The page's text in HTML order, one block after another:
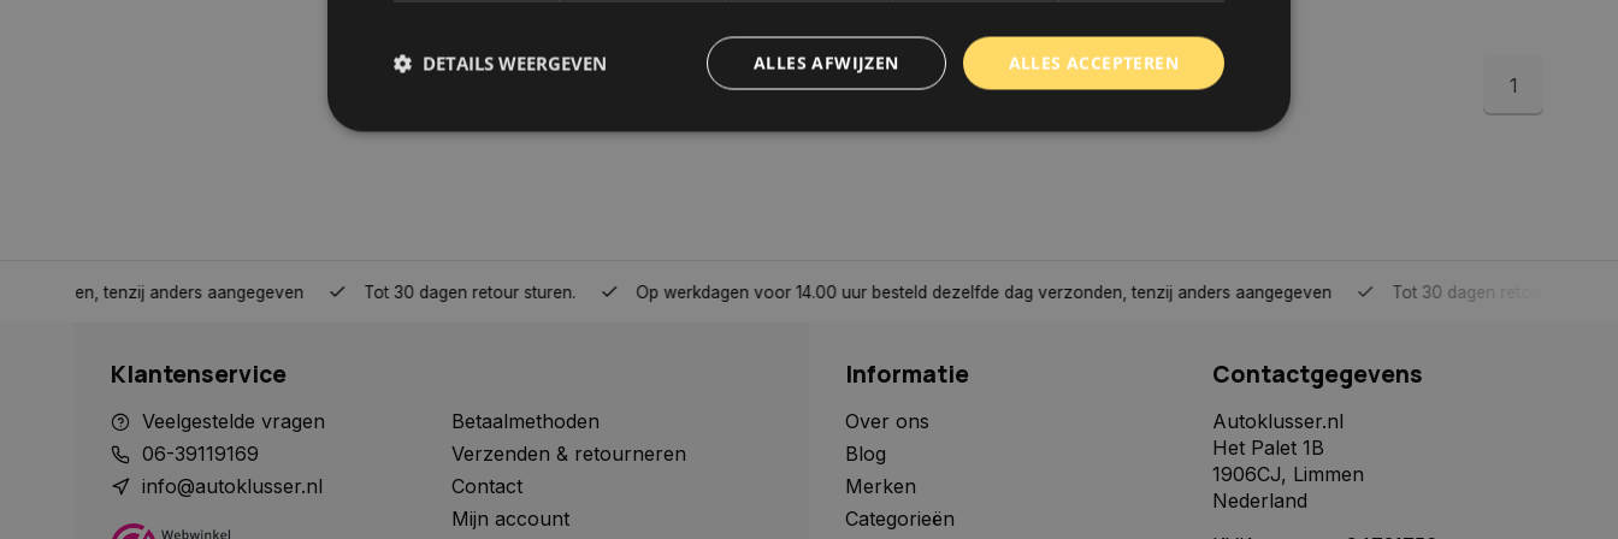
1
tenzij anders aangegeven Tot 30 dagen retour sturen. Op werkdagen voor 14.00 uur besteld dezelfde dag verzonden, tenzij anders aangegeven Tot 30 dagen retour sturen.
Klantenservice
Veelgestelde vragen
06-39119169
info@autoklusser.nl
Betaalmethoden
Verzenden & retourneren
Contact
Mijn account
Informatie
Over ons
Blog
Merken
Categorieën
Contactgegevens
Autoklusser.nl
Het Palet 1B
1906CJ, Limmen
Nederland
ALLES ACCEPTEREN
ALLES AFWIJZEN
DETAILS WEERGEVEN
Dit cookie wordt gebruikt om een identificatiecode
sessie ID wordt gebruikt om een veilige en
consistente gebruikerservaring te behouden, ervoor
te zorgen dat pagina wijzigingen of item selecties
worden onthouden van pagina naar pagina. Het slaat
geen persoonlijke gegevens op.
__cf_bm
Deze cookie wordt gebruikt om onderscheid te